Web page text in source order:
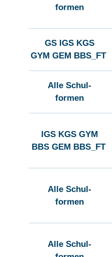
formen
GS IGS KGS
GYM GEM BBS_FT
Alle Schul-
formen
IGS KGS GYM
BBS GEM BBS_FT
Alle Schul-
formen
Alle Schul-